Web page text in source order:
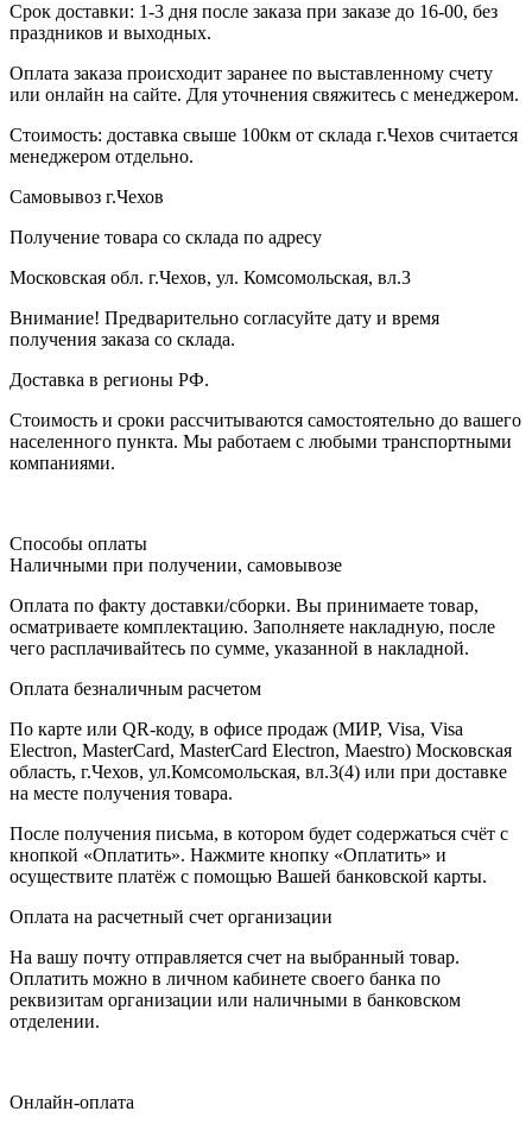
Срок доставки: 1-3 дня после заказа при заказе до 16-00, без
праздников и выходных.
Оплата заказа происходит заранее по выставленному счету
или онлайн на сайте. Для уточнения свяжитесь с менеджером.
Стоимость: доставка свыше 100км от склада г.Чехов считается
менеджером отдельно.
Самовывоз г.Чехов
Получение товара со склада по адресу
Московская обл. г.Чехов, ул. Комсомольская, вл.3
Внимание! Предварительно согласуйте дату и время
получения заказа со склада.
Доставка в регионы РФ.
Стоимость и сроки рассчитываются самостоятельно до вашего
населенного пункта. Мы работаем с любыми транспортными
компаниями.
Способы оплаты
Наличными при получении, самовывозе
Оплата по факту доставки/сборки. Вы принимаете товар,
осматриваете комплектацию. Заполняете накладную, после
чего расплачивайтесь по сумме, указанной в накладной.
Оплата безналичным расчетом
По карте или QR-коду, в офисе продаж (МИР, Visa, Visa
Electron, MasterCard, MasterCard Electron, Maestro) Московская
область, г.Чехов, ул.Комсомольская, вл.3(4) или при доставке
на месте получения товара.
После получения письма, в котором будет содержаться счёт с
кнопкой «Оплатить». Нажмите кнопку «Оплатить» и
осуществите платёж с помощью Вашей банковской карты.
Оплата на расчетный счет организации
На вашу почту отправляется счет на выбранный товар.
Оплатить можно в личном кабинете своего банка по
реквизитам организации или наличными в банковском
отделении.
Онлайн-оплата